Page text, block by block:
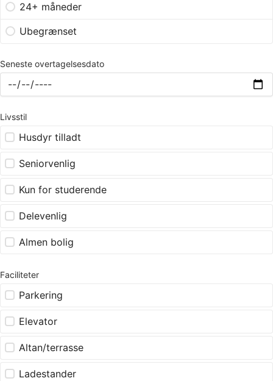
24+ måneder
Ubegrænset
Seneste overtagelsesdato
Livsstil
Husdyr tilladt
Seniorvenlig
Kun for studerende
Delevenlig
Almen bolig
Faciliteter
Parkering
Elevator
Altan/terrasse
Ladestander